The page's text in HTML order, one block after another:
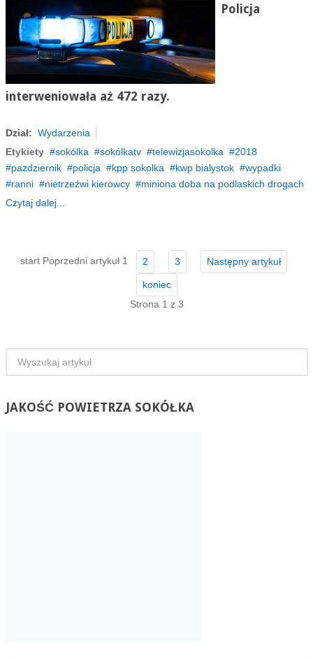
Policja
interweniowała aż 472 razy.
Dział: Wydarzenia
Etykiety
sokólka sokólkatv telewizjasokolka
2018
pazdziernik
policja kpp sokolka kwp bialystok
wypadki
ranni
nietrzeźwi kierowcy
miniona doba na podlaskich drogach
Czytaj dalej...
start Poprzedni artykuł 1 2 3 Następny artykuł
koniec
Strona 1 z 3
JAKOŚĆPOWIETRZA SOKÓŁKA